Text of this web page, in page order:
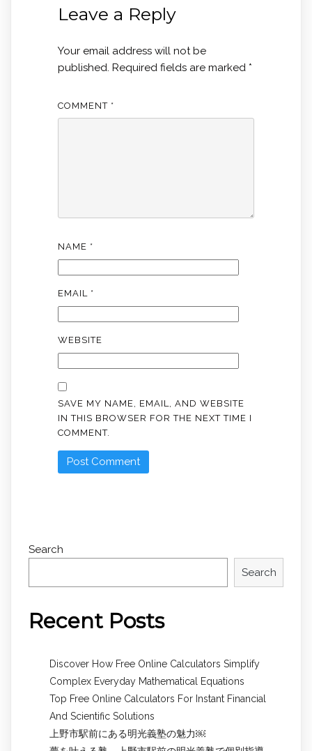
Leave a Reply
Your email address will not be
published. Required fields are marked *
COMMENT *
NAME *
EMAIL *
WEBSITE
SAVE MY NAME, EMAIL, AND WEBSITE
IN THIS BROWSER FOR THE NEXT TIME I
COMMENT.
Search
Search
Recent Posts
Discover How Free Online Calculators Simplify
Complex Everyday Mathematical Equations
Top Free Online Calculators For Instant Financial
And Scientific Solutions
上野市駅前にある明光義塾の魅力￼